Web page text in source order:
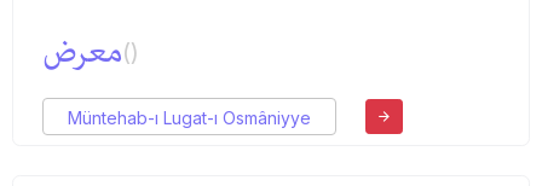
معرض()
Müntehab-ı Lugat-ı Osmâniyye